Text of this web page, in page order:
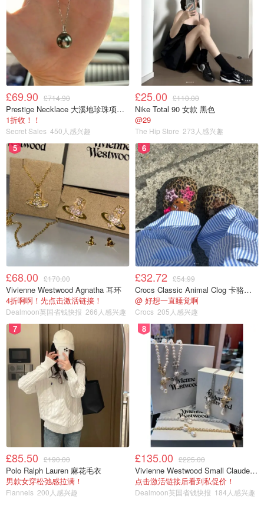
🍢 发酵
揉成光滑的面团，下图⬆️，放在温暖的地方发酵，大约一个
小时左右就能长成近两倍大的面团，下图⬇️，戳一下不回缩
就发酵好啦
£69.90 £714.90
Prestige Necklace 大溪地珍珠项链 10-11mm
1折收！！
Secret Sales 450人感兴趣
£25.00 £110.00
Nike Total 90 女款 黑色
@29
The Hip Store 273人感兴趣
5
£68.00 £170.00
Vivienne Westwood Agnatha 耳环
4折啊啊！先点击激活链接！
Dealmoon英国省钱快报 266人感兴趣
6
£32.72 £54.99
Crocs Classic Animal Clog 卡骆驰动物印花洞洞鞋
@ 好想一直睡觉啊
Crocs 205人感兴趣
7
£85.50 £190.00
Polo Ralph Lauren 麻花毛衣
男款女穿松弛感拉满！
Flannels 200人感兴趣
8
£135.00 £225.00
Vivienne Westwood Small Claude 珍珠项链
点击激活链接后看到私促价！
Dealmoon英国省钱快报 184人感兴趣